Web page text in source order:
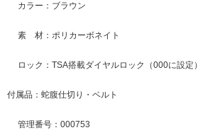
カラー：ブラウン
素 材：ポリカーボネイト
ロック：TSA搭載ダイヤルロック（000に設定）
付属品：蛇腹仕切り・ベルト
管理番号：000753